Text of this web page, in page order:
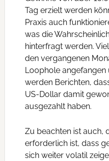
Tag erzielt werden
Praxis auch
was die
hinterfragt werden.
den vergangenen
Loophole angefangen
werden Berichten,
US-Dollar damit
ausgezahlt haben.
Zu beachten ist auch,
erforderlich ist, dass
sich weiter volatil